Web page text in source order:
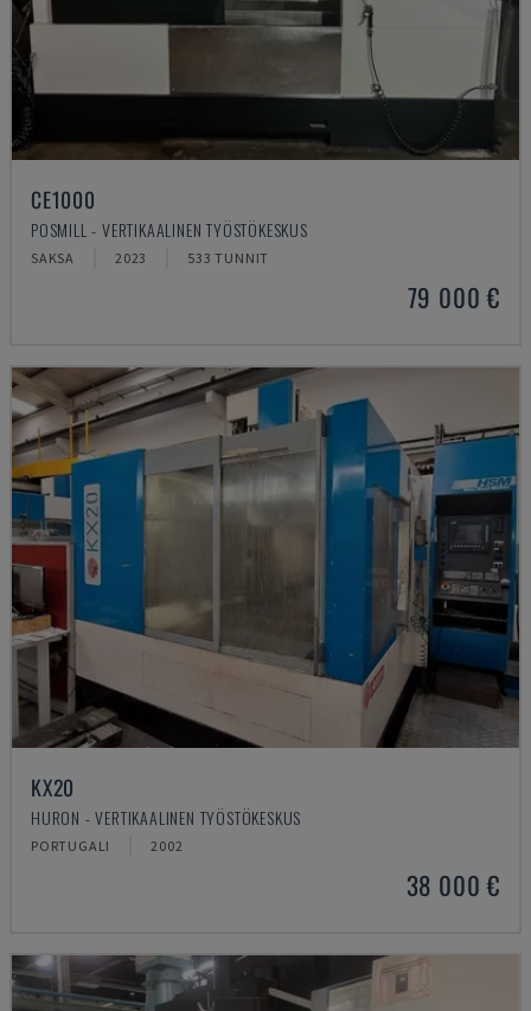
CE1000
POSMILL - VERTIKAALINEN TYÖSTÖKESKUS
SAKSA 2023 533 TUNNIT
79 000 €
KX20
HURON - VERTIKAALINEN TYÖSTÖKESKUS
PORTUGALI 2002
38 000 €